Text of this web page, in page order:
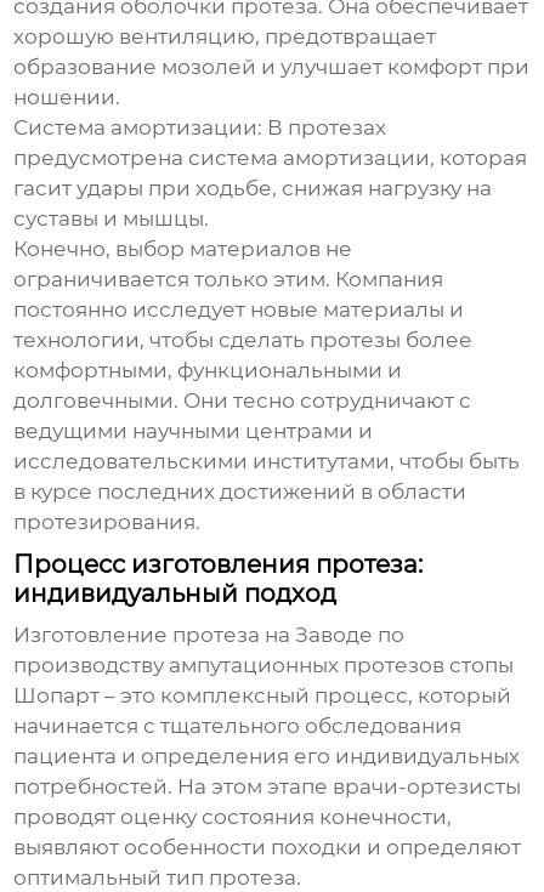
создания оболочки протеза. Она обеспечивает
хорошую вентиляцию, предотвращает
образование мозолей и улучшает комфорт при
ношении.
Система амортизации: В протезах
предусмотрена система амортизации, которая
гасит удары при ходьбе, снижая нагрузку на
суставы и мышцы.
Конечно, выбор материалов не
ограничивается только этим. Компания
постоянно исследует новые материалы и
технологии, чтобы сделать протезы более
комфортными, функциональными и
долговечными. Они тесно сотрудничают с
ведущими научными центрами и
исследовательскими институтами, чтобы быть
в курсе последних достижений в области
протезирования.
Процесс изготовления протеза:
индивидуальный подход
Изготовление протеза наЗаводе по
производству ампутационных протезов стопы
Шопарт – это комплексный процесс, который
начинается с тщательного обследования
пациента и определения его индивидуальных
потребностей. На этом этапе врачи-ортезисты
проводят оценку состояния конечности,
выявляют особенности походки и определяют
оптимальный тип протеза.